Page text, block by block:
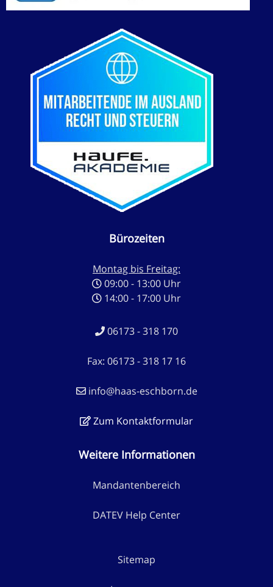
Bürozeiten
Montag bis Freitag:
09:00 - 13:00 Uhr
14:00 - 17:00 Uhr
06173 - 318 170
Fax: 06173 - 318 17 16
info@haas-eschborn.de
Zum Kontaktformular
Weitere Informationen
Mandantenbereich
DATEV Help Center
Sitemap